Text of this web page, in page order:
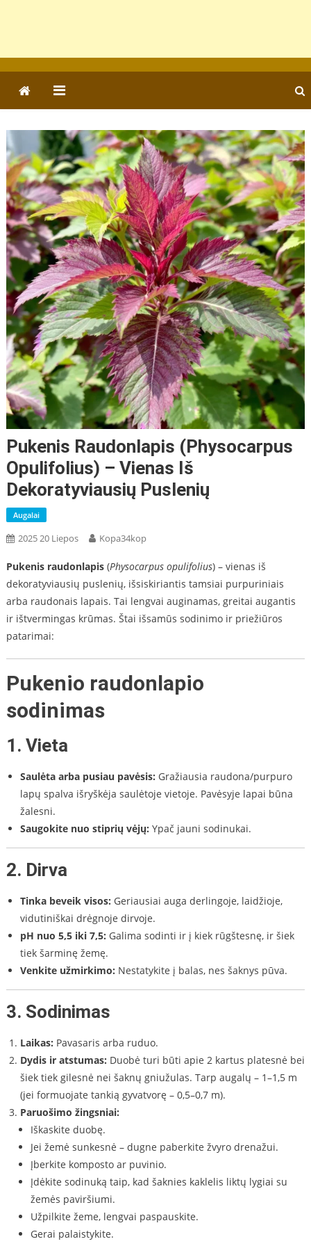
Pukenis Raudonlapis (Physocarpus
Opulifolius) – Vienas Iš
Dekoratyviausių Puslenių
Augalai
2025 20 Liepos Kopa34kop
Pukenis raudonlapis(Physocarpus opulifolius) – vienas iš
dekoratyviausių puslenių, išsiskiriantis tamsiai purpuriniais
arba raudonais lapais. Tai lengvai auginamas, greitai augantis
ir ištvermingas krūmas. Štai išsamūs sodinimo ir priežiūros
patarimai:
Pukenio raudonlapio
sodinimas
1. Vieta
Saulėta arba pusiau pavėsis: Gražiausia raudona/purpuro
lapų spalva išryškėja saulėtoje vietoje. Pavėsyje lapai būna
žalesni.
Saugokite nuo stiprių vėjų: Ypač jauni sodinukai.
2. Dirva
Tinka beveik visos: Geriausiai auga derlingoje, laidžioje,
vidutiniškai drėgnoje dirvoje.
pH nuo 5,5 iki 7,5: Galima sodinti ir į kiek rūgštesnę, ir šiek
tiek šarminę žemę.
Venkite užmirkimo: Nestatykite į balas, nes šaknys pūva.
3. Sodinimas
Laikas: Pavasaris arba ruduo.
Dydis ir atstumas: Duobė turi būti apie 2 kartus platesnė bei
šiek tiek gilesnė nei šaknų gniužulas. Tarp augalų – 1–1,5 m
(jei formuojate tankią gyvatvorę – 0,5–0,7 m).
Paruošimo žingsniai:
Iškaskite duobę.
Jei žemė sunkesnė – dugne paberkite žvyro drenažui.
Įberkite komposto ar puvinio.
Įdėkite sodinuką taip, kad šaknies kaklelis liktų lygiai su
žemės paviršiumi.
Užpilkite žeme, lengvai paspauskite.
Gerai palaistykite.